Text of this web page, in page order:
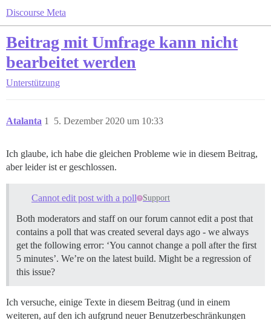
Discourse Meta
Beitrag mit Umfrage kann nicht
bearbeitet werden
Unterstützung
Atalanta 5. Dezember 2020 um 10:33
1
Ich glaube, ich habe die gleichen Probleme wie in diesem Beitrag,
aber leider ist er geschlossen.
Cannot edit post with a poll Support
Both moderators and staff on our forum cannot edit a post that
contains a poll that was created several days ago - we always
get the following error: ‘You cannot change a poll after the first
5 minutes’. We’re on the latest build. Might be a regression of
this issue?
Ich versuche, einige Texte in diesem Beitrag (und in einem
weiteren, auf den ich aufgrund neuer Benutzerbeschränkungen